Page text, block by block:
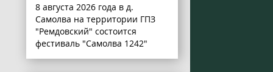
8 августа 2026 года в д.
Самолва на территории ГПЗ
"Ремдовский" состоится
фестиваль "Самолва 1242"